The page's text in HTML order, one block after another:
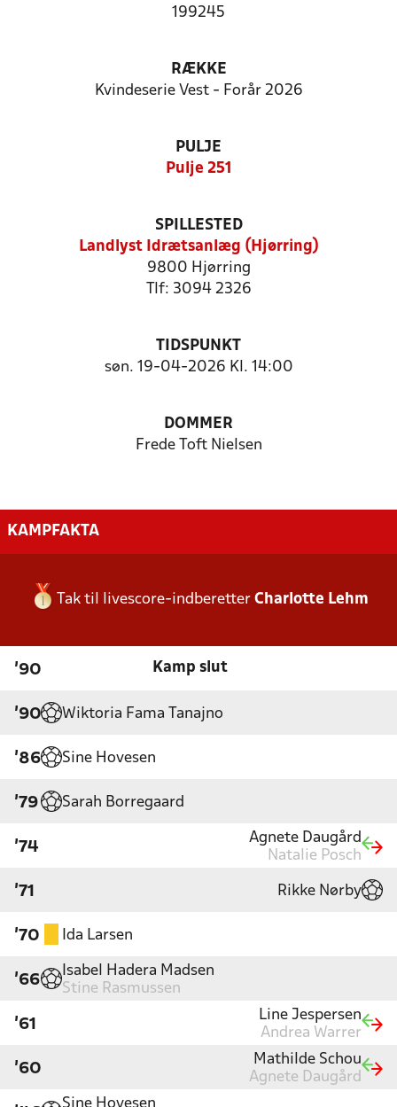
199245
RÆKKE
Kvindeserie Vest - Forår 2026
PULJE
Pulje 251
SPILLESTED
Landlyst Idrætsanlæg (Hjørring)
9800 Hjørring
Tlf: 3094 2326
TIDSPUNKT
søn. 19-04-2026 Kl. 14:00
DOMMER
Frede Toft Nielsen
KAMPFAKTA
Tak til livescore-indberetter Charlotte Lehm
'90 Kamp slut
'90 Wiktoria Fama Tanajno
'86 Sine Hovesen
'79 Sarah Borregaard
'74
Agnete Daugård
Natalie Posch
'71 Rikke Nørby
'70 Ida Larsen
'66
Isabel Hadera Madsen
Stine Rasmussen
'61
Line Jespersen
Andrea Warrer
'60
Mathilde Schou
Agnete Daugård
Sine Hovesen